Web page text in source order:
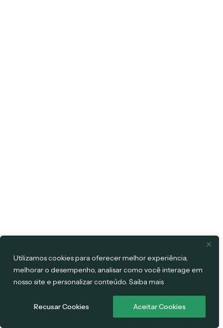
Utilizamos cookies para oferecer melhor experiência,
melhorar o desempenho, analisar como você interage em
nosso site e personalizar conteúdo. Saiba mais
Recusar Cookies Aceitar Cookies